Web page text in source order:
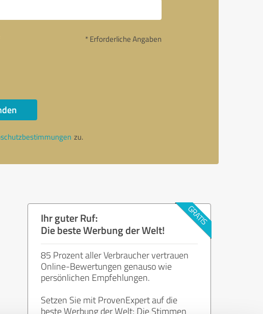
* Erforderliche Angaben
zu.
Ihr guter Ruf:
Die beste Werbung der Welt!
85 Prozent aller Verbraucher vertrauen
Online-Bewertungen genauso wie
persönlichen Empfehlungen.
Setzen Sie mit ProvenExpert auf die
beste Werbung der Welt: Die Stimmen